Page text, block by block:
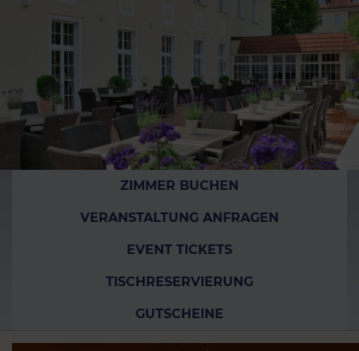
ZIMMER BUCHEN
VERANSTALTUNG ANFRAGEN
EVENT TICKETS
TISCHRESERVIERUNG
GUTSCHEINE